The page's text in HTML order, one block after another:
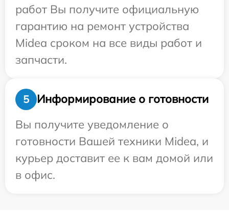
работ Вы получите официальную
гарантию на ремонт устройства
Midea сроком на все виды работ и
запчасти.
5
Информирование о готовности
Вы получите уведомление о
готовности Вашей техники Midea, и
курьер доставит ее к вам домой или
в офис.